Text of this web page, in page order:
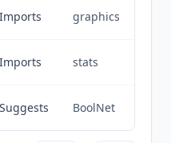
Imports graphics
Imports stats
Suggests BoolNet